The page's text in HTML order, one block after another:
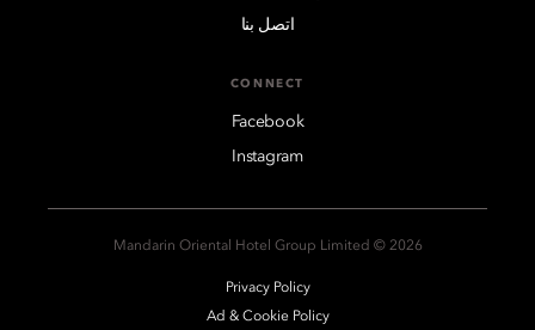
اتصل بنا
CONNECT
Facebook
Instagram
2026 © Mandarin Oriental Hotel Group Limited
Privacy Policy
Ad & Cookie Policy